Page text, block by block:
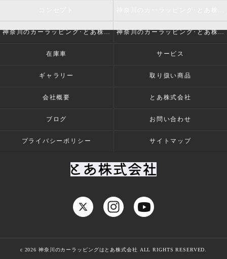
神奈川のカーラッピング･とあ株式会社の評判 神奈川のカーラッピング･とあ株式会社のお客様の声
在庫車 サービス
ギャラリー 取り扱い商品
会社概要 とあ株式会社
ブログ お問い合わせ
プライバシーポリシー サイトマップ
c 2026 神奈川のカーラッピングはとあ株式会社 ALL RIGHTS RESERVED.